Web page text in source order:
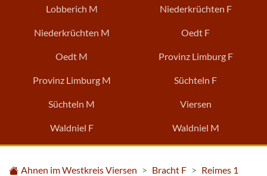
Lobberich M Niederkrüchten F
Niederkrüchten M Oedt F
Oedt M Provinz Limburg F
Provinz Limburg M Süchteln F
Süchteln M Viersen
Waldniel F Waldniel M
Ahnen im Westkreis Viersen Bracht F Reimes 1